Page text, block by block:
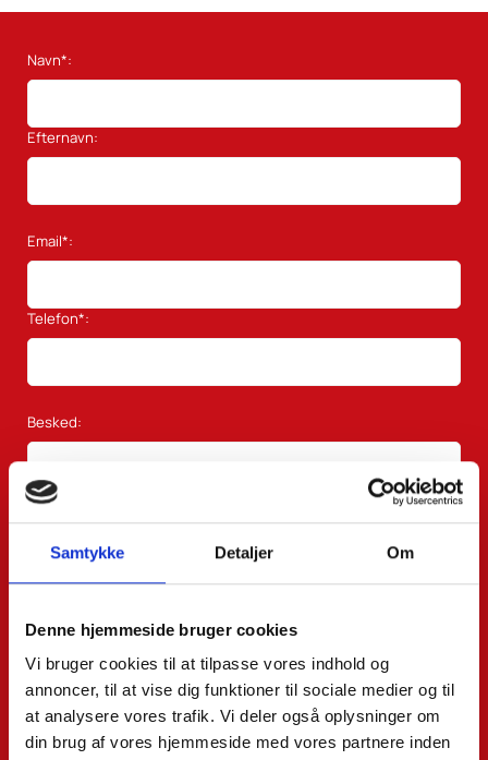
Samtykke Detaljer Om
Denne hjemmeside bruger cookies
Vi bruger cookies til at tilpasse vores indhold og
annoncer, til at vise dig funktioner til sociale medier og til
at analysere vores trafik. Vi deler også oplysninger om
din brug af vores hjemmeside med vores partnere inden
Navn*:
Efternavn:
Email*:
Telefon*:
Besked: